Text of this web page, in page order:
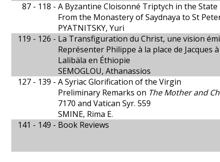
87 - 118 - A Byzantine Cloisonné Triptych in the
From the Monastery of Saydnaya to St
PYATNITSKY, Yuri
119 - 126 - La Transfiguration du Christ, une vision
Représenter Philippe à la place de Jacques
Lalibäla en Éthiopie
SEMOGLOU, Athanassios
127 - 139 - A Syriac Glorification of the Virgin
Preliminary Remarks on The Mother and
7170 and Vatican Syr. 559
SMINE, Rima E.
141 - 149 - Book Reviews